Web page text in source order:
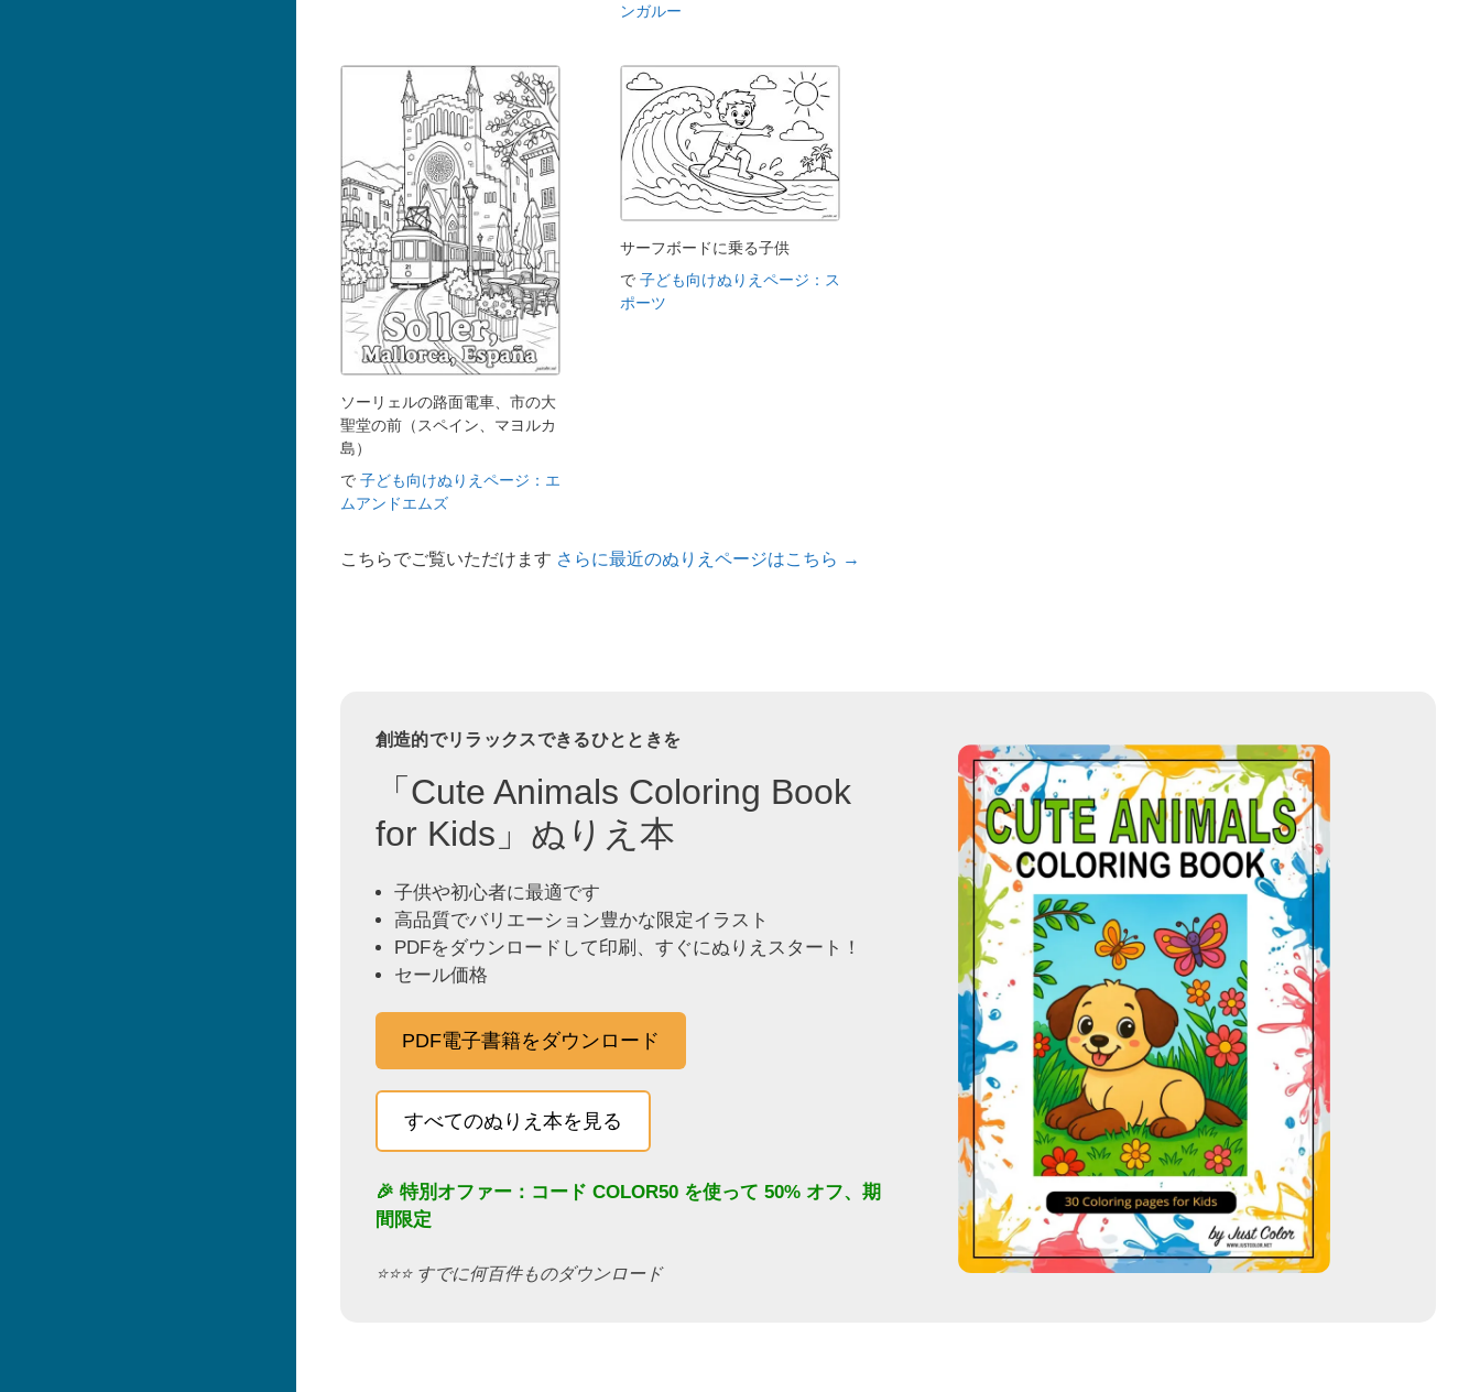
ンガルー
ソーリェルの路面電車、市の大
聖堂の前（スペイン、マヨルカ
島）
で 子ども向けぬりえページ：エ
ムアンドエムズ
サーフボードに乗る子供
で 子ども向けぬりえページ：ス
ポーツ
こちらでご覧いただけます さらに最近のぬりえページはこちら →
創造的でリラックスできるひとときを
「Cute Animals Coloring Book
for Kids」ぬりえ本
子供や初心者に最適です
高品質でバリエーション豊かな限定イラスト
PDFをダウンロードして印刷、すぐにぬりえスタート！
セール価格
PDF電子書籍をダウンロード
すべてのぬりえ本を見る
🎉 特別オファー：コード COLOR50を使って 50% オフ、期
間限定
⭐️⭐️⭐️ すでに何百件ものダウンロード